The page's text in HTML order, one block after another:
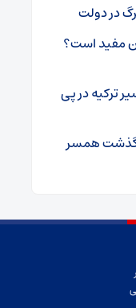
در دولت
مفید است؟
ترکیه در پی
همسر